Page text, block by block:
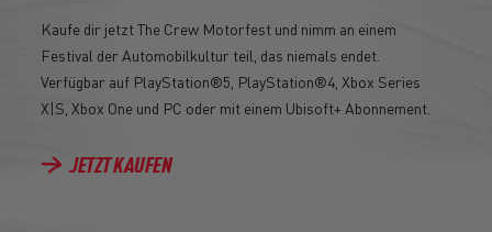
Kaufe dir jetzt The Crew Motorfest und nimm an einem
Festival der Automobilkultur teil, das niemals endet.
Verfügbar auf PlayStation®5, PlayStation®4, Xbox Series
X|S, Xbox One und PC oder mit einem Ubisoft+ Abonnement.
JETZT KAUFEN